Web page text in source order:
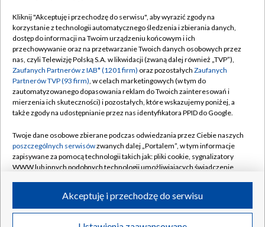
TVP
Abonament TVP
Emisja w TVP
Centrum informacji TVP
Naziemna Telewizja Cyfrowa
Rada Programowa
System NOS
Informacje o nadawcy
Program dla prasy
Regulamin TVP
Polityka prywatności
Moje zgody
Pomoc
Kontakt
Kanały
©2026 Telewizja Polska S.A. w likwidacji
Kliknij "Akceptuję i przechodzę do serwisu", aby wyrazić zgody na
korzystanie z technologii automatycznego śledzenia i zbierania danych,
dostęp do informacji na Twoim urządzeniu końcowym i ich
przechowywanie oraz na przetwarzanie Twoich danych osobowych przez
nas, czyli Telewizję Polską S.A. w likwidacji (zwaną dalej również „TVP”),
Zaufanych Partnerów z IAB* (1201 firm) oraz pozostałych Zaufanych
Partnerów TVP (93 firm), w celach marketingowych (w tym do
zautomatyzowanego dopasowania reklam do Twoich zainteresowań i
mierzenia ich skuteczności) i pozostałych, które wskazujemy poniżej, a
także zgody na udostępnianie przez nas identyfikatora PPID do Google.
Twoje dane osobowe zbierane podczas odwiedzania przez Ciebie naszych
poszczególnych serwisówzwanych dalej „Portalem”, w tym informacje
zapisywane za pomocą technologii takich jak: pliki cookie, sygnalizatory
WWW lub innych podobnych technologii umożliwiających świadczenie
ruchu w Internecie.
Twoje dane osobowe zbierane podczas odwiedzania przez Ciebie
Akceptuję i przechodzę do serwisu